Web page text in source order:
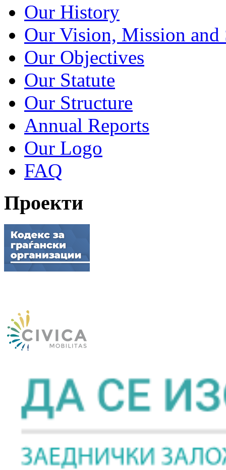
Our History
Our Vision, Mission and
Our Objectives
Our Statute
Our Structure
Annual Reports
Our Logo
FAQ
Проекти